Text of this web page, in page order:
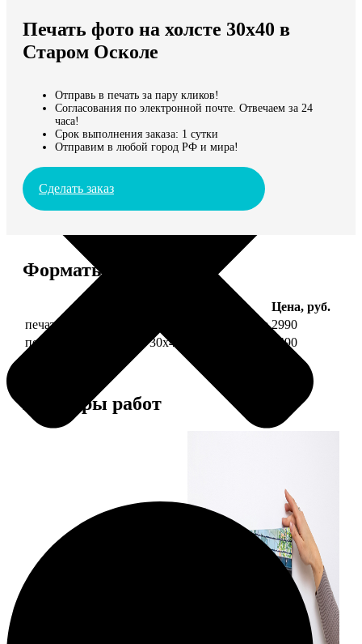
Мы доставляем по всему миру
Продолжить без города
Печать фото на холсте 30х40 в
Старом Осколе
Отправь в печать за пару кликов!
Согласования по электронной почте. Отвечаем за 24
часа!
Срок выполнения заказа: 1 сутки
Отправим в любой город РФ и мира!
Сделать заказ
Форматы и цены
Цена, руб.
печать фото на холсте 30х40 на подрамнике 2990
печать фото на холсте 30х40 в раме
5490
Примеры работ